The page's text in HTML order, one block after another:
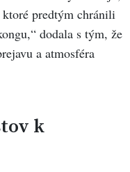
predtým chránili
dodala s tým, že
a atmosféra
k